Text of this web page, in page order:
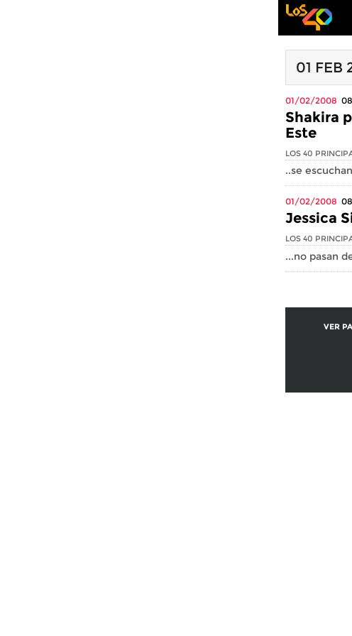
01 FEB
01/02/2008
Shakira
Este
LOS 40
..se
01/02/2008
Jessica
LOS 40
...no pasan
VER